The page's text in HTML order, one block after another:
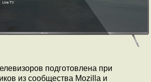
подготовлена при
из сообщества Mozilla и